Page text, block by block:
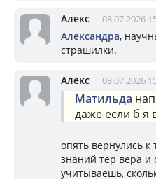
Алекс 08.07.2026
Александра,
страшилки.
Алекс 08.07.2026
Матильда
даже если б я
опять вернулись к
знаний тер вера и
учитываешь,